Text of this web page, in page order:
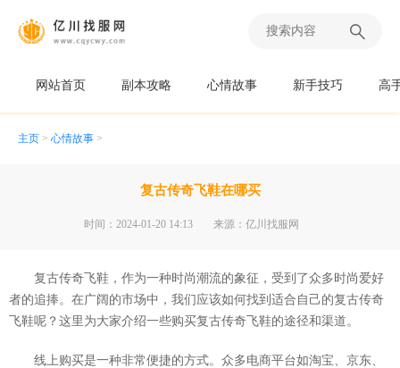
网站首页 副本攻略 心情故事 新手技巧 高
主页 > 心情故事 >
复古传奇飞鞋在哪买
时间：2024-01-20 14:13 来源：亿川找服网
复古传奇飞鞋，作为一种时尚潮流的象征，受到了众多时尚爱好
者的追捧。在广阔的市场中，我们应该如何找到适合自己的复古传奇
飞鞋呢？这里为大家介绍一些购买复古传奇飞鞋的途径和渠道。
线上购买是一种非常便捷的方式。众多电商平台如淘宝、京东、